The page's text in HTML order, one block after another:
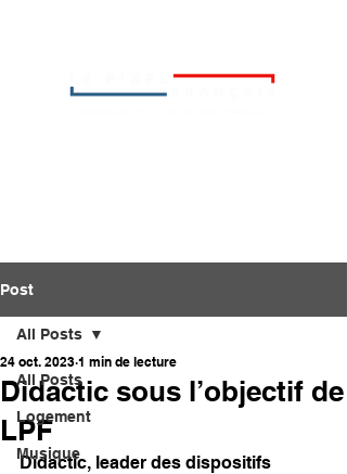
Post
All Posts
Logement
Musique
All Posts
Didactic sous l’objectif de
LPF
24 oct. 2023 1 min de lecture
Didactic, leader des dispositifs